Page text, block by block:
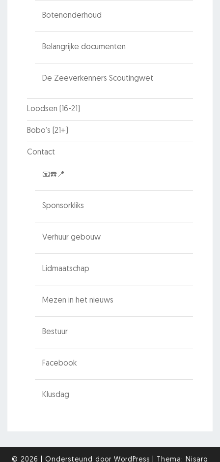
Botenonderhoud
Belangrijke documenten
De Zeeverkenners Scoutingwet
Loodsen (16-21)
Bobo’s (21+)
Contact
📧☎️📍
Sponsorkliks
Verhuur gebouw
Lidmaatschap
Mezen in het nieuws
Bestuur
Facebook
Klusdag
© 2026 Ondersteund door WordPress Thema: Nisarg